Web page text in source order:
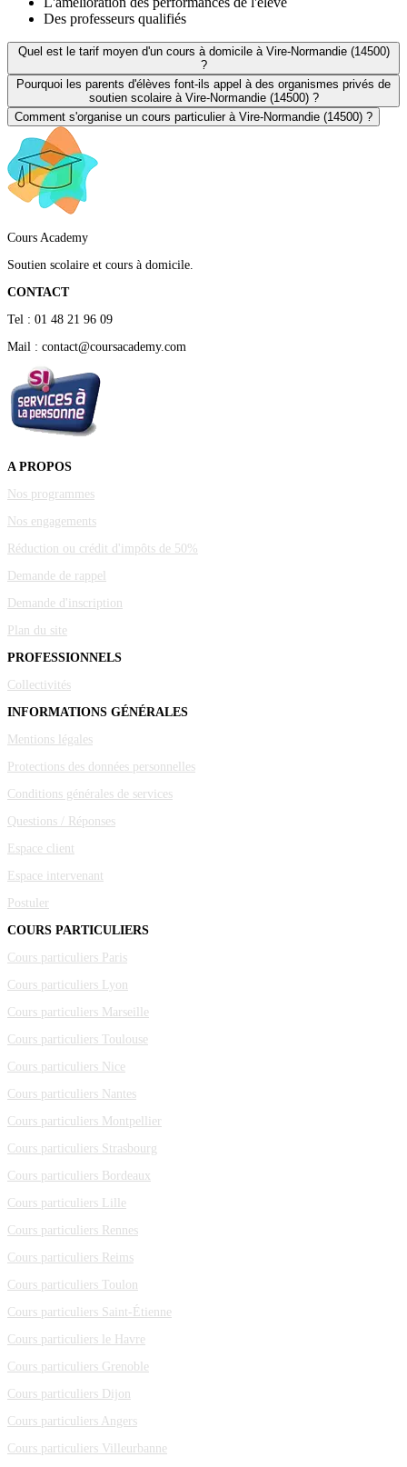
Des professeurs qualifiés
Quel est le tarif moyen d'un cours à domicile à Vire-Normandie (14500)
?
Pourquoi les parents d'élèves font-ils appel à des organismes privés de
soutien scolaire à Vire-Normandie (14500) ?
Comment s'organise un cours particulier à Vire-Normandie (14500) ?
Cours Academy
Soutien scolaire et cours à domicile.
CONTACT
Tel : 01 48 21 96 09
Mail : contact@coursacademy.com
A PROPOS
Nos programmes
Nos engagements
Réduction ou crédit d'impôts de 50%
Demande de rappel
Demande d'inscription
Plan du site
PROFESSIONNELS
Collectivités
INFORMATIONS GÉNÉRALES
Mentions légales
Protections des données personnelles
Conditions générales de services
Questions / Réponses
Espace client
Espace intervenant
Postuler
COURS PARTICULIERS
Cours particuliers Paris
Cours particuliers Lyon
Cours particuliers Marseille
Cours particuliers Toulouse
Cours particuliers Nice
Cours particuliers Nantes
Cours particuliers Montpellier
Cours particuliers Strasbourg
Cours particuliers Bordeaux
Cours particuliers Lille
Cours particuliers Rennes
Cours particuliers Reims
Cours particuliers Toulon
Cours particuliers Saint-Étienne
Cours particuliers le Havre
Cours particuliers Grenoble
Cours particuliers Dijon
Cours particuliers Angers
Cours particuliers Villeurbanne